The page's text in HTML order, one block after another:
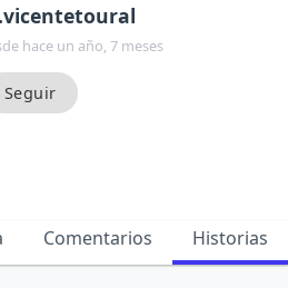
hace un año, 7 meses
Comentarios Historias